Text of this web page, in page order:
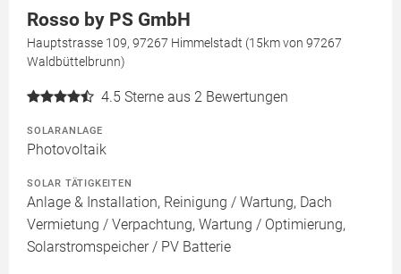
Rosso by PS GmbH
Hauptstrasse 109, 97267 Himmelstadt (15km von 97267
Waldbüttelbrunn)
4.5 Sterne aus 2 Bewertungen
SOLARANLAGE
Photovoltaik
SOLAR TÄTIGKEITEN
Anlage & Installation, Reinigung / Wartung, Dach
Vermietung / Verpachtung, Wartung / Optimierung,
Solarstromspeicher / PV Batterie